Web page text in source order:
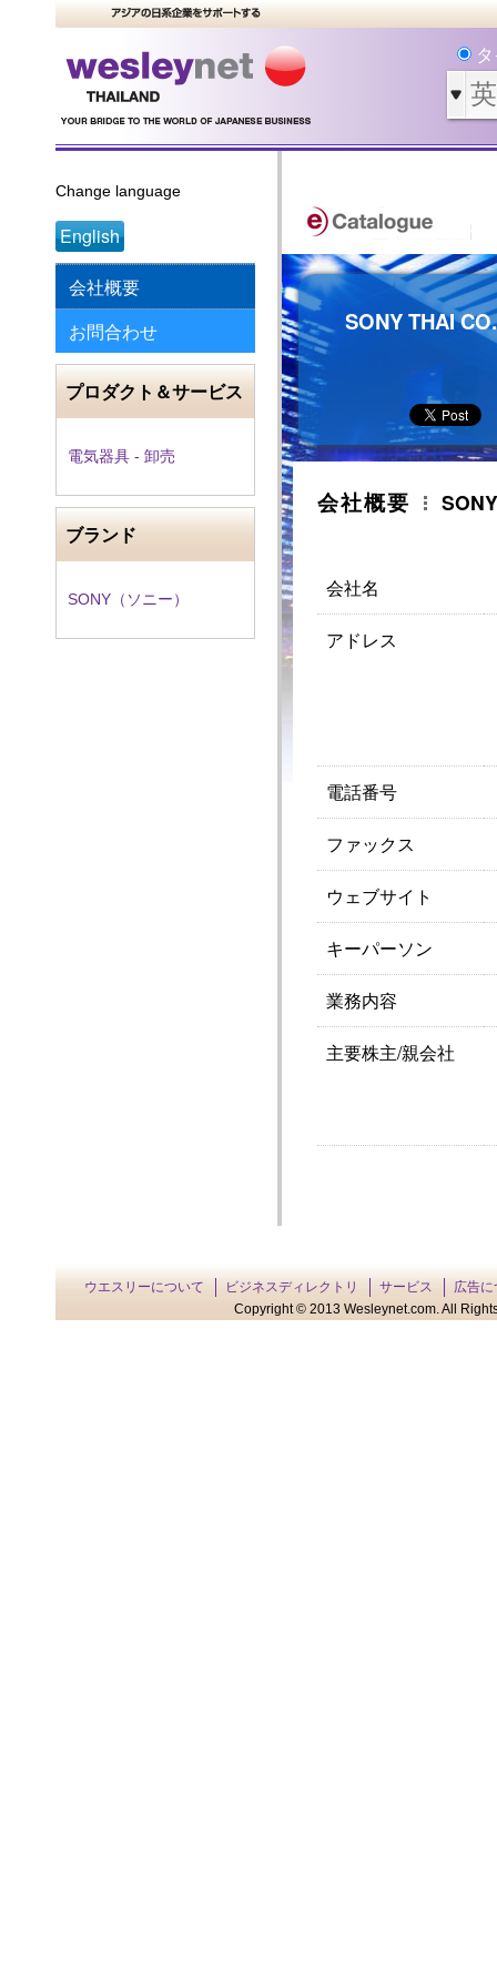
Change language
English
会社概要
お問合わせ
プロダクト＆サービス
電気器具 - 卸売
ブランド
SONY（ソニー）
SONY THAI
会社概要
会社名
アドレス
電話番号
ファックス
ウェブサイト
キーパーソン
業務内容
主要株主/親会社
ウエスリーについて ビジネスディレクトリ サービス
広告に
Copyright © 2013 Wesleynet.com. All